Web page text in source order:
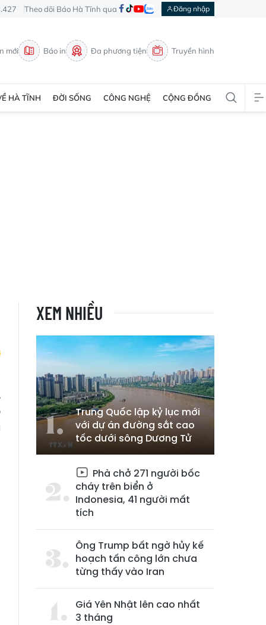
Theo dõi Báo Hà Tĩnh qua Đăng nhập
mới Báo in Đa phương tiện Truyền hình
HÀ TĨNH ĐỜI SỐNG CÔNG NGHỆ CỘNG ĐỒNG
XEM NHIỀU
Trung Quốc lập kỷ lục mới
với dự án đường sắt cao
tốc dưới sông Dương Tử
Phà chở 271 người bốc
cháy trên biển ở
Indonesia, 41 người mất
tích
Ông Trump bất ngờ hủy kế
hoạch tấn công lớn chưa
từng thấy vào Iran
Giá Yên Nhật lên cao nhất
3 tháng